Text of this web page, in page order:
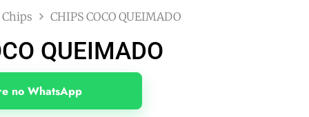
Chips CHIPS COCO QUEIMADO
QUEIMADO
no WhatsApp